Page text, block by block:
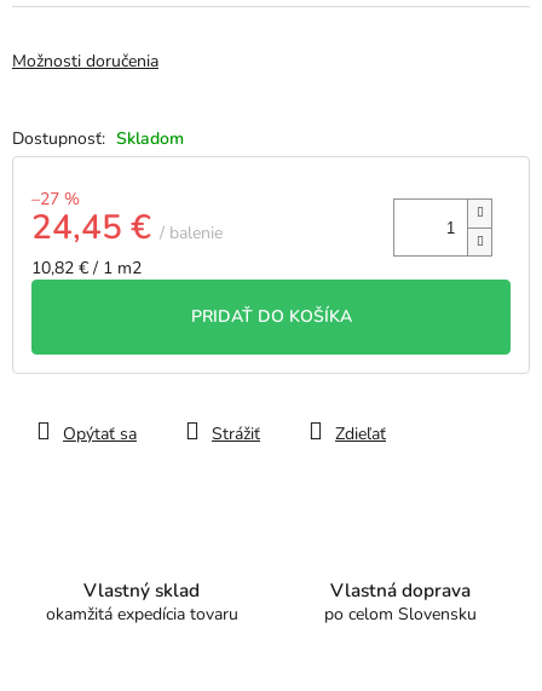
Skladom
Možnosti doručenia
–27 %
24,45 € / balenie
Jednotková
cena:
10,82 € / 1 m2
PRIDAŤ DO KOŠÍKA
Opýtať sa Strážiť Zdieľať
Vlastný sklad
okamžitá expedícia tovaru
Vlastná doprava
po celom Slovensku